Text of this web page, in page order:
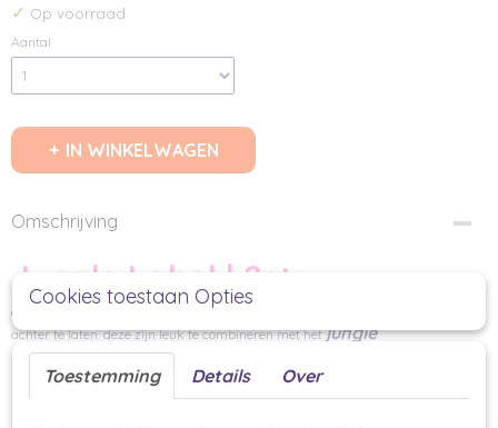
✓ Op voorraad
Aantal
IN WINKELWAGEN
Omschrijving
Jungle Label | 2st
een zebra en een giraf, de achterzijde is blanco dus ruimte om een boodschap
achter te laten. deze zijn leuk te combineren met hetjungle
cadeaupapier
2 stuks (1x zebra en 1x giraf)
Cookies toestaan Opties
Toestemming Details Over